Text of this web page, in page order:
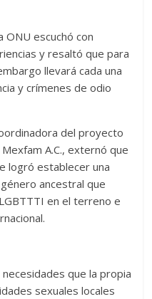
escuchó con
y resaltó que para
llevará cada una
y crímenes de odio
del proyecto
A.C., externó que
logró establecer una
ancestral que
en el terreno e
que la propia
sexuales locales